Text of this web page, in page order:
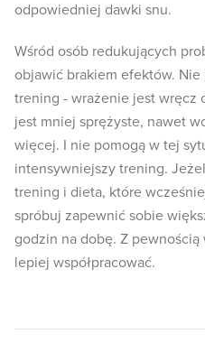
odpowiedniej dawki snu.
Wśród osób redukujących
objawić brakiem efektów.
trening - wrażenie jest wręcz
jest mniej sprężyste, nawet
więcej. I nie pomogą w tej
intensywniejszy trening.
trening i dieta, które
spróbuj zapewnić sobie
godzin na dobę. Z
lepiej współpracować.